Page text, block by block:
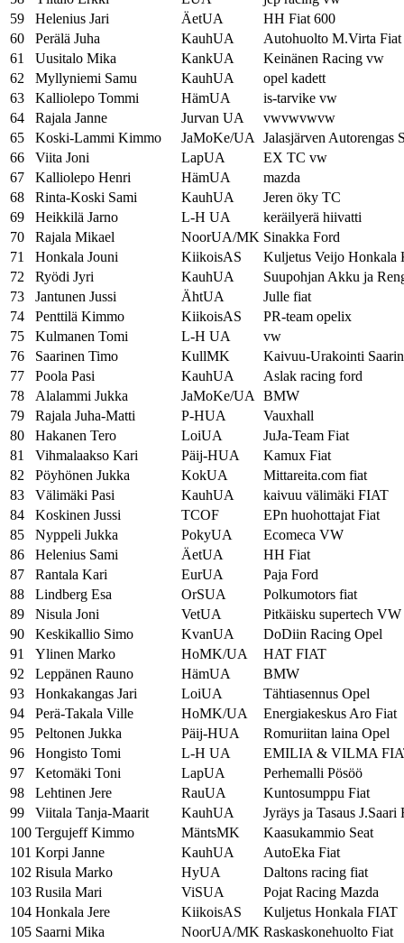
59
Helenius Jari ÄetUA
HH Fiat 600
60
Perälä Juha KauhUA
Autohuolto M.Virta Fiat
61
Uusitalo Mika KankUA
Keinänen Racing vw
62
Myllyniemi Samu KauhUA
opel kadett
63
Kalliolepo Tommi HämUA
is-tarvike vw
64
Rajala Janne Jurvan UA
vwvwvwvw
65
Koski-Lammi Kimmo JaMoKe/UA
Jalasjärven Autorengas
66
Viita Joni LapUA
EX TC vw
67
Kalliolepo Henri HämUA
mazda
68
Rinta-Koski Sami KauhUA
Jeren öky TC
69
Heikkilä Jarno L-H UA
keräilyerä hiivatti
70
Rajala Mikael NoorUA/MK Sinakka Ford
71
Honkala Jouni KiikoisAS
Kuljetus Veijo Honkala
72
Ryödi Jyri KauhUA
Suupohjan Akku ja
73
Jantunen Jussi ÄhtUA
Julle fiat
74
Penttilä Kimmo KiikoisAS
PR-team opelix
75
Kulmanen Tomi L-H UA
vw
76
Saarinen Timo KullMK
Kaivuu-Urakointi
77
Poola Pasi KauhUA
Aslak racing ford
78
Alalammi Jukka JaMoKe/UA
BMW
79
Rajala Juha-Matti P-HUA
Vauxhall
80
Hakanen Tero LoiUA
JuJa-Team Fiat
81
Vihmalaakso Kari Päij-HUA
Kamux Fiat
82
Pöyhönen Jukka KokUA
Mittareita.com fiat
83
Välimäki Pasi KauhUA
kaivuu välimäki FIAT
84
Koskinen Jussi TCOF
EPn huohottajat Fiat
85
Nyppeli Jukka PokyUA
Ecomeca VW
86
Helenius Sami ÄetUA
HH Fiat
87
Rantala Kari EurUA
Paja Ford
88
Lindberg Esa OrSUA
Polkumotors fiat
89
Nisula Joni VetUA
Pitkäisku supertech VW
90
Keskikallio Simo KvanUA
DoDiin Racing Opel
91
Ylinen Marko HoMK/UA
HAT FIAT
92
Leppänen Rauno HämUA
BMW
93
Honkakangas Jari LoiUA
Tähtiasennus Opel
94
Perä-Takala Ville HoMK/UA
Energiakeskus Aro Fiat
95
Peltonen Jukka Päij-HUA
Romuriitan laina Opel
96
Hongisto Tomi L-H UA
EMILIA & VILMA
97
Ketomäki Toni LapUA
Perhemalli Pösöö
98
Lehtinen Jere RauUA
Kuntosumppu Fiat
99
Viitala Tanja-Maarit KauhUA
Jyräys ja Tasaus J.Saari
100 Tergujeff Kimmo MäntsMK
Kaasukammio Seat
101 Korpi Janne KauhUA
AutoEka Fiat
102 Risula Marko HyUA
Daltons racing fiat
103 Rusila Mari ViSUA
Pojat Racing Mazda
104 Honkala Jere KiikoisAS
Kuljetus Honkala FIAT
105 Saarni Mika NoorUA/MK Raskaskonehuolto Fiat